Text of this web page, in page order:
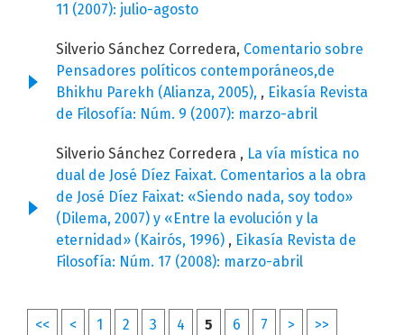
11 (2007): julio-agosto
Silverio Sánchez Corredera, Comentario sobre
Pensadores políticos contemporáneos,de
Bhikhu Parekh (Alianza, 2005), , Eikasía Revista
de Filosofía: Núm. 9 (2007): marzo-abril
Silverio Sánchez Corredera , La vía mística no
dual de José Díez Faixat. Comentarios a la obra
de José Díez Faixat: «Siendo nada, soy todo»
(Dilema, 2007) y «Entre la evolución y la
eternidad» (Kairós, 1996) , Eikasía Revista de
Filosofía: Núm. 17 (2008): marzo-abril
<< < 1 2 3 4 5 6 7 > >>